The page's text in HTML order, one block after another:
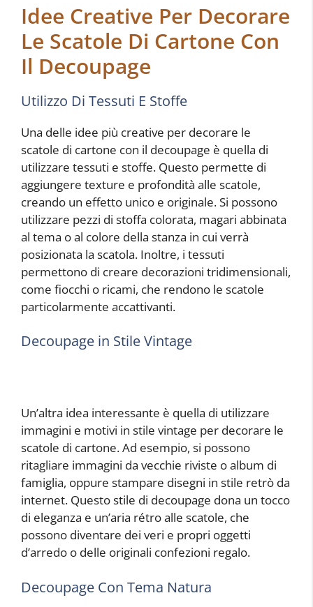
Idee Creative Per Decorare
Le Scatole Di Cartone Con
Il Decoupage
Utilizzo Di Tessuti E Stoffe
Una delle idee più creative per decorare le
scatole di cartone con il decoupage è quella di
utilizzare tessuti e stoffe. Questo permette di
aggiungere texture e profondità alle scatole,
creando un effetto unico e originale. Si possono
utilizzare pezzi di stoffa colorata, magari abbinata
al tema o al colore della stanza in cui verrà
posizionata la scatola. Inoltre, i tessuti
permettono di creare decorazioni tridimensionali,
come fiocchi o ricami, che rendono le scatole
particolarmente accattivanti.
Decoupage in Stile Vintage
Un’altra idea interessante è quella di utilizzare
immagini e motivi in stile vintage per decorare le
scatole di cartone. Ad esempio, si possono
ritagliare immagini da vecchie riviste o album di
famiglia, oppure stampare disegni in stile retrò da
internet. Questo stile di decoupage dona un tocco
di eleganza e un’aria rétro alle scatole, che
possono diventare dei veri e propri oggetti
d’arredo o delle originali confezioni regalo.
Decoupage Con Tema Natura